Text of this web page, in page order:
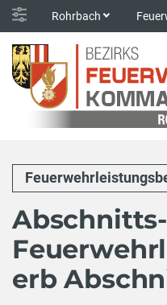
Rohrbach
Abschnitts-
erb